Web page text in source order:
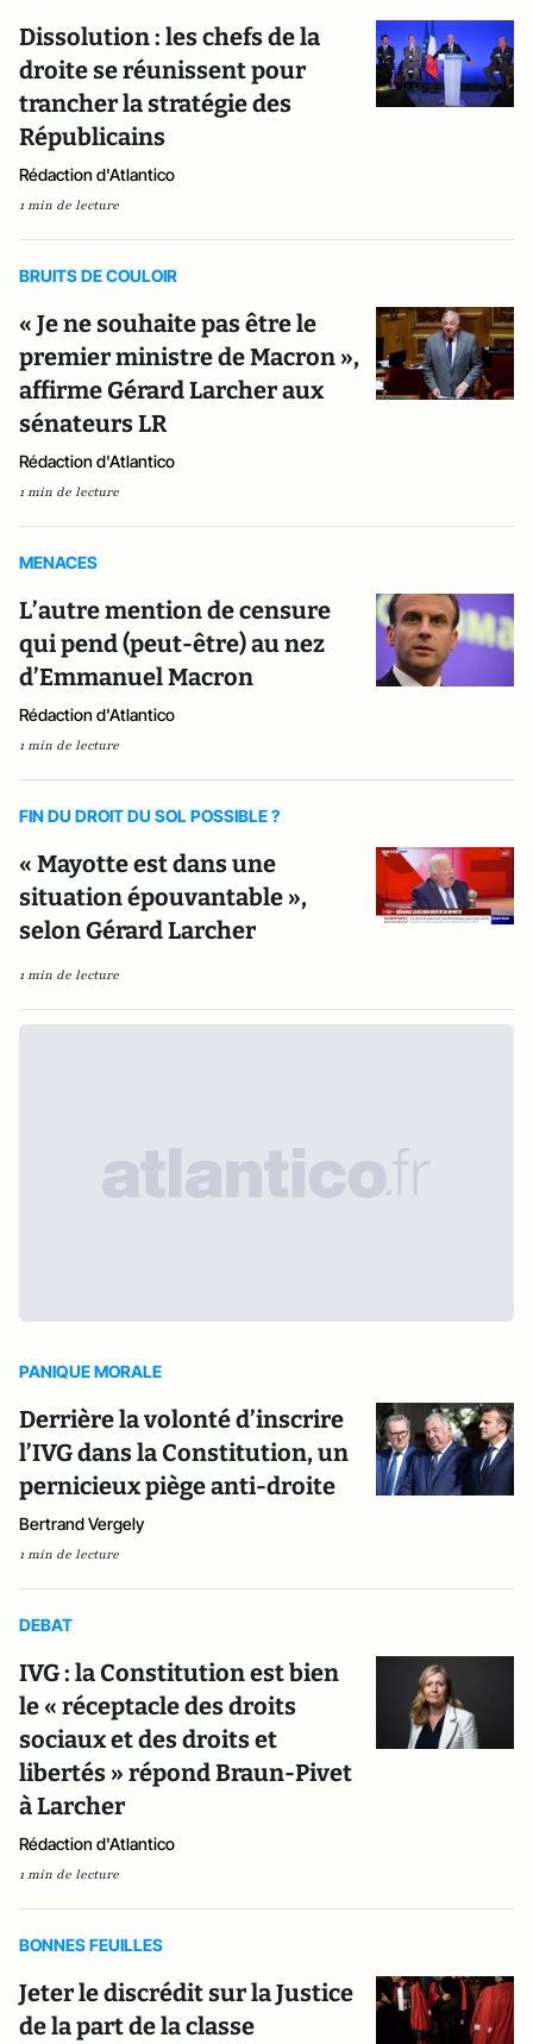
Dissolution : les chefs de la
droite se réunissent pour
trancher la stratégie des
Républicains
Rédaction d'Atlantico
1 min de lecture
BRUITS DE COULOIR
« Je ne souhaite pas être le
premier ministre de Macron »,
affirme Gérard Larcher aux
sénateurs LR
Rédaction d'Atlantico
1 min de lecture
MENACES
L’autre mention de censure
qui pend (peut-être) au nez
d’Emmanuel Macron
Rédaction d'Atlantico
1 min de lecture
FIN DU DROIT DU SOL POSSIBLE ?
« Mayotte est dans une
situation épouvantable »,
selon Gérard Larcher
1 min de lecture
PANIQUE MORALE
Derrière la volonté d’inscrire
l’IVG dans la Constitution, un
pernicieux piège anti-droite
Bertrand Vergely
1 min de lecture
DEBAT
IVG : la Constitution est bien
le « réceptacle des droits
sociaux et des droits et
libertés » répond Braun-Pivet
à Larcher
Rédaction d'Atlantico
1 min de lecture
BONNES FEUILLES
Jeter le discrédit sur la Justice
de la part de la classe